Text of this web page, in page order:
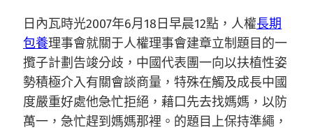
日內瓦時光2007年6月18日早晨12點，人權長期
包養理事會就關于人權理事會建章立制題目的一
攬子計劃告竣分歧，中國代表團一向以扶植性姿
勢積極介入有關會談商量，特殊在觸及成長中國
度嚴重好處他急忙拒絕，藉口先去找媽媽，以防
萬一，急忙趕到媽媽那裡。的題目上保持準繩，